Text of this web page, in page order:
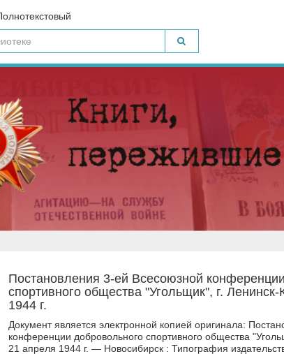
Постановления 3-ей Всесоюзной
спортивного общества "Угольщик", г.
1944 г.
Документ является электронной копией оригинала:
конференции добровольного спортивного общества
21 апреля 1944 г. — Новосибирск : Типография